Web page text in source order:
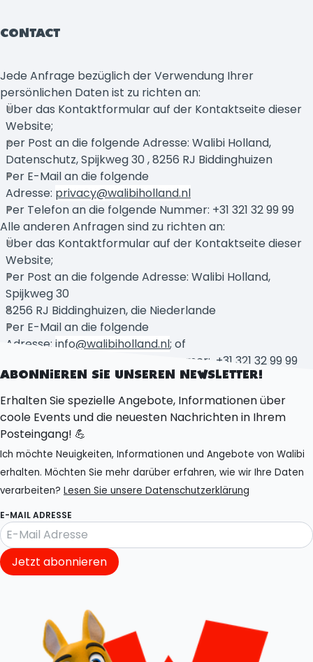
CONTACT
Jede Anfrage bezüglich der Verwendung Ihrer
persönlichen Daten ist zu richten an:
Über das Kontaktformular auf der Kontaktseite dieser
Website;
per Post an die folgende Adresse: Walibi Holland,
Datenschutz, Spijkweg 30 , 8256 RJ Biddinghuizen
Per E-Mail an die folgende
Adresse: privacy@walibiholland.nl
Per Telefon an die folgende Nummer: +31 321 32 99 99
Alle anderen Anfragen sind zu richten an:
Über das Kontaktformular auf der Kontaktseite dieser
Website;
Per Post an die folgende Adresse: Walibi Holland,
Spijkweg 30
8256 RJ Biddinghuizen, die Niederlande
Per E-Mail an die folgende
Adresse: info@walibiholland.nl; of
per Telefon an die folgende Nummer: +31 321 32 99 99
ABONNIEREN SIE UNSEREN NEWSLETTER!
Erhalten Sie spezielle Angebote, Informationen über
coole Events und die neuesten Nachrichten in Ihrem
Posteingang! 💪
Ich möchte Neuigkeiten, Informationen und Angebote von Walibi
erhalten. Möchten Sie mehr darüber erfahren, wie wir Ihre Daten
verarbeiten? Lesen Sie unsere Datenschutzerklärung
E-MAIL ADRESSE
Jetzt abonnieren